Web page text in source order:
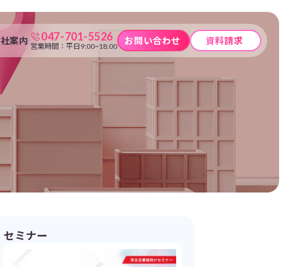
案内
い
047-701-5526
営業時間：平日9:00~18:00 お問い合わせ 資料請求
セミナー